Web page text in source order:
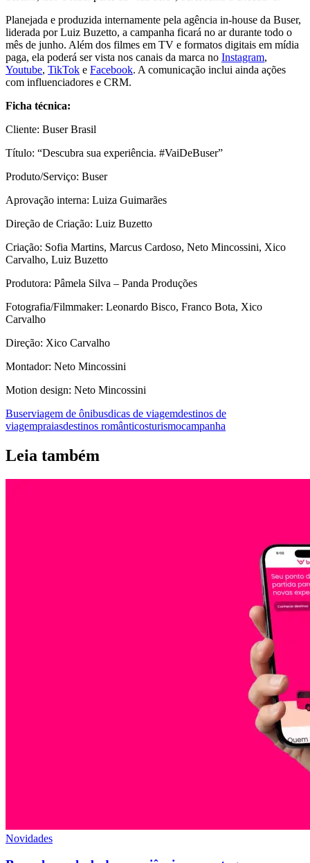
Planejada e produzida internamente pela agência in-house da Buser,
liderada por Luiz Buzetto, a campanha ficará no ar durante todo o
mês de junho. Além dos filmes em TV e formatos digitais em mídia
paga, ela poderá ser vista nos canais da marca no Instagram,
Youtube, TikTok e Facebook. A comunicação inclui ainda ações
com influenciadores e CRM.
Ficha técnica:
Cliente: Buser Brasil
Título: “Descubra sua experiência. #VaiDeBuser”
Produto/Serviço: Buser
Aprovação interna: Luiza Guimarães
Direção de Criação: Luiz Buzetto
Criação: Sofia Martins, Marcus Cardoso, Neto Mincossini, Xico
Carvalho, Luiz Buzetto
Produtora: Pâmela Silva – Panda Produções
Fotografia/Filmmaker: Leonardo Bisco, Franco Bota, Xico
Carvalho
Direção: Xico Carvalho
Montador: Neto Mincossini
Motion design: Neto Mincossini
Buserviagem de ônibusdicas de viagemdestinos de
viagempraiasdestinos românticosturismocampanha
Leia também
Novidades